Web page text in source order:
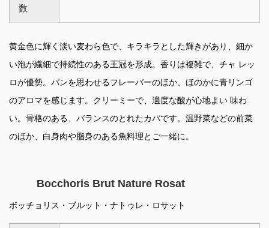
数
黄金色に輝く淡い麦わら色で、キラキラとした輝きがあり、細か
い泡が繊細で持続性のある王冠を形成。香りは複雑で、チャ レッ
ロが優勢。パンを思わせるフレーバーのほか、ほのかに青リンゴ
のアロマを感じます。クリーミーで、適度な酸が心地よい 味わ
い。骨格のある、バランスのとれたカバです。温野菜などの前菜
のほか、白身肉や脂身のある魚料理とご一緒に。
Bocchoris Brut Nature Rosat
ボッチョリス・ブルット・ナトゥレ・ロサット